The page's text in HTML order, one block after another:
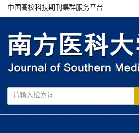
中国高校科技期刊集群服务平台